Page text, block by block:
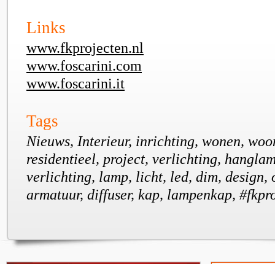
Links
www.fkprojecten.nl
www.foscarini.com
www.foscarini.it
Tags
Nieuws, Interieur, inrichting, wonen,
residentieel, project, verlichting,
verlichting, lamp, licht, led, dim, design,
armatuur, diffuser, kap, lampenkap,